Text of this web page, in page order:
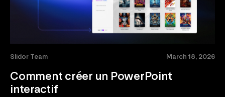
Slidor Team March 18, 2026
Comment créer un PowerPoint
interactif